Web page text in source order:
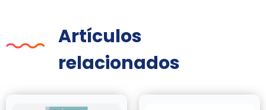
Artículos
relacionados